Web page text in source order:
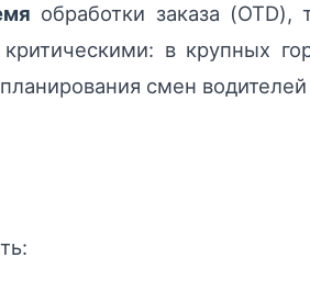
обработки заказа (OTD),
в крупных
смен